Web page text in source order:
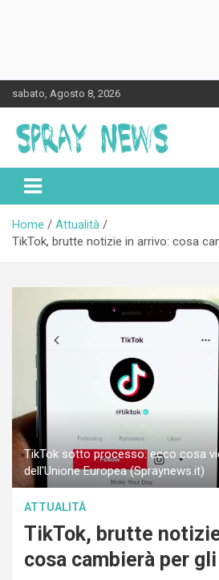
to
content
sabato, Agosto 8, 2026
Spraynews.it
Home
Attualità
TikTok, brutte notizie in arrivo: cosa
TikTok sotto processo: ecco cosa
dell'Unione Europea (Spraynews.it)
ATTUALITÀ
TikTok, brutte
cosa cambierà per